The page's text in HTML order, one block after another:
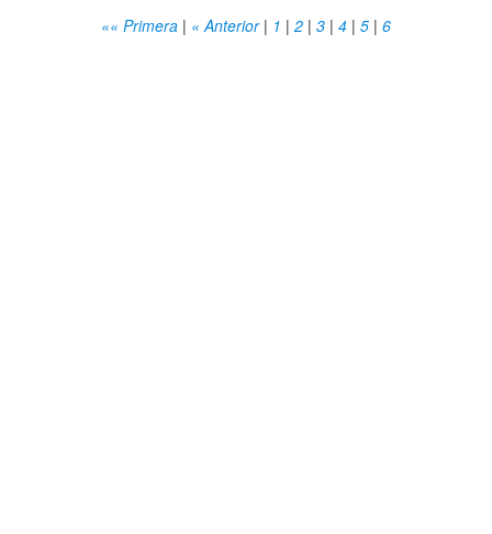
«« Primera | « Anterior| 1 | 2 | 3 | 4 | 5 | 6